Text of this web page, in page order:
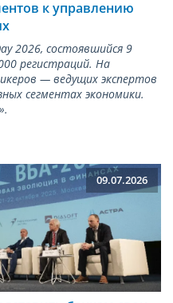
к управлению
2026, состоявшийся 9
регистраций. На
— ведущих экспертов
сегментах экономики.
09.07.2026